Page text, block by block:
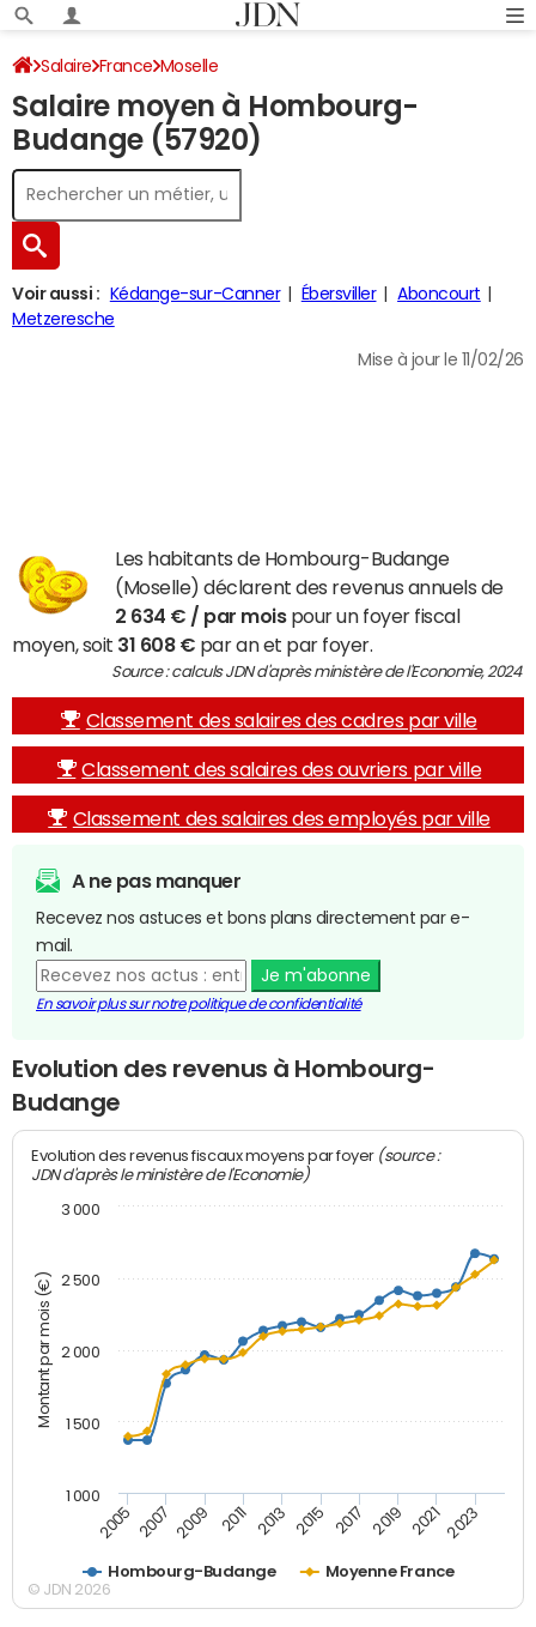
Salaire France Moselle
Salaire moyen à Hombourg-
Budange (57920)
Voir aussi : Kédange-sur-Canner Ébersviller
Aboncourt
Metzeresche
Mise à jour le 11/02/26
Les habitants de Hombourg-Budange
(Moselle) déclarent des revenus annuels de
2 634 € / par moispour un foyer fiscal
moyen, soit 31 608 € par an et par foyer.
Source : calculs JDN d'après ministère de l'Economie, 2024
Classement des salaires des cadres par ville
Classement des salaires des ouvriers par ville
Classement des salaires des employés par ville
A ne pas manquer
Recevez nos astuces et bons plans directement par e-
mail.
Je m'abonne
En savoir plus sur notre politique de confidentialité
Evolution des revenus à Hombourg-
Budange
Montant par mois (€)
Evolution des revenus fiscaux moyens par foyer (source :
JDN d'après le ministère de l'Economie)
Hombourg-Budange Moyenne France
2005 2007 2009 2011 2013 2015 2017 2019 2021 2023
1 000
1 500
2 000
2 500
3 000
© JDN 2026